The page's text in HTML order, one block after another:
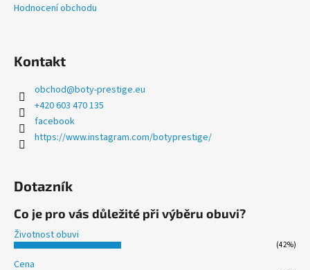
Hodnocení obchodu
Kontakt
obchod@boty-prestige.eu
+420 603 470 135
facebook
https://www.instagram.com/botyprestige/
Dotazník
Co je pro vás důležité při výběru obuvi?
Životnost obuvi
(42%)
Cena